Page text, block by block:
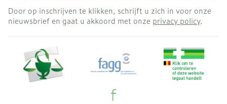
Door op inschrijven te klikken, schrijft u zich in voor onze
nieuwsbrief en gaat u akkoord met onze privacy policy.